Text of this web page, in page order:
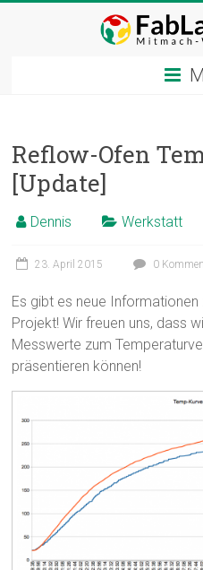
Reflow-Ofen
[Update]
Dennis Werkstatt
23. April 2015 0
Es gibt es neue
Projekt! Wir freuen uns, dass
Messwerte zum
präsentieren können!